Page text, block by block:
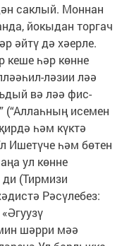
саклый. Моннан
йокыдан торгач
әйтү дә хәерле.
кеше һәр көнне
ләзии ләә
вә ләә фис-
(“Аллаһның исемен
һәм күктә
Ишетүче һәм бөтен
ул көнне
(Тирмизи
Рәсүлебез:
шәрри мәә